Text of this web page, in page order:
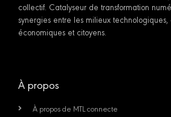
collectif. Catalyseur de transformation
synergies entre les milieux technologiques,
économiques et citoyens.
À propos
À propos de MTL connecte